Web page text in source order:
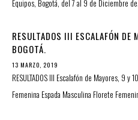
Equipos, Bogotá, del 7 al 9 de Diciembre
RESULTADOS III ESCALAFÓN DE
BOGOTÁ.
13 MARZO, 2019
RESULTADOS III Escalafón de Mayores, 9
Femenina Espada Masculina Florete